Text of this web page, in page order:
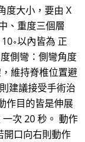
度大小，要由 X
、重度三個層
以內皆為 正
側彎：側彎角度
維持脊椎位置避
建議接受手術治
作目的皆是伸展
次 20 秒。 動作
開口向右則動作